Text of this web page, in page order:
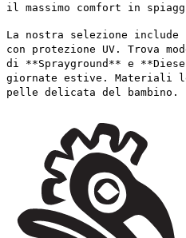
il massimo comfort in
La nostra selezione
con protezione UV. Trova
di **Sprayground** e
giornate estive. Materiali
pelle delicata del bambino.